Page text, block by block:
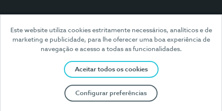
Este website utiliza cookies estritamente necessários, analíticos e de
marketing e publicidade, para lhe oferecer uma boa experiência de
navegação e acesso a todas as funcionalidades.
Aceitar todos os cookies
Configurar preferências